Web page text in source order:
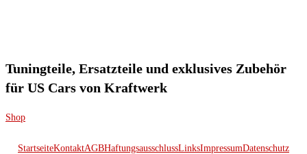
Tuningteile, Ersatzteile und exklusives Zubehör
für US Cars von Kraftwerk
Shop
StartseiteKontaktAGBHaftungsausschlussLinksImpressumDatenschutz